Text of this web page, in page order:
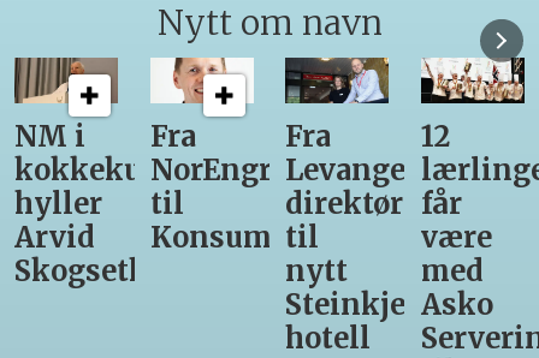
Nytt om navn
Fra
NorEngros
til
Konsumgruppen
Fra
Levanger-
direktør
til
Steinkjer-
12
lærlinger
får
være
med
Asko
Servering
Fra
til
Matprat